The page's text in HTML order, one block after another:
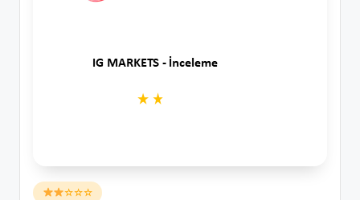
Posted☆☆☆